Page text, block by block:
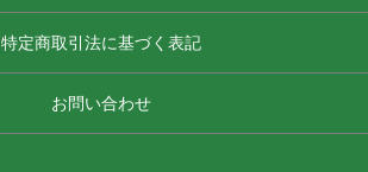
特定商取引法に基づく表記
お問い合わせ